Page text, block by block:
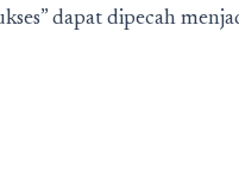
dapat dipecah